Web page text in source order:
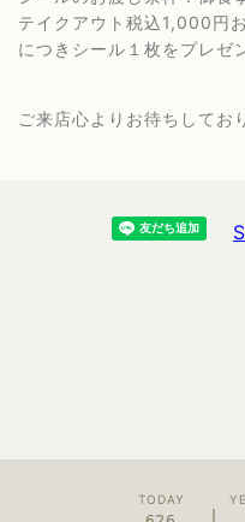
テイクアウト税込1,000円
につきシール１枚をプレゼ
ご来店心よりお待ちしてお
TODAY